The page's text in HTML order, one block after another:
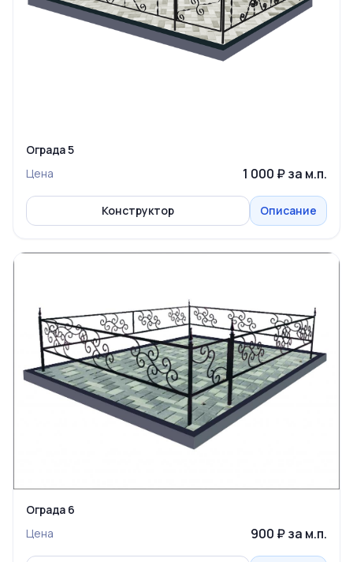
Ограда 5
Цена
1 000 ₽ за м.п.
Конструктор Описание
Ограда 6
Цена
900 ₽ за м.п.